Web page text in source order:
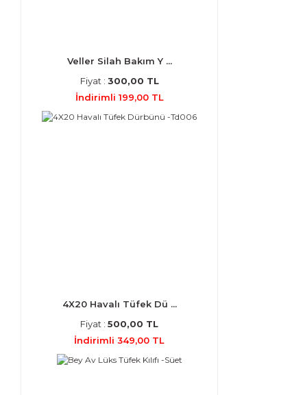
Veller Silah Bakım Y ...
Fiyat : 300,00 TL
İndirimli 199,00 TL
4X20 Havalı Tüfek Dü ...
Fiyat : 500,00 TL
İndirimli 349,00 TL